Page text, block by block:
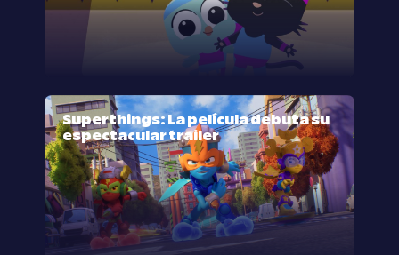
Superthings: La película debuta su
espectacular trailer